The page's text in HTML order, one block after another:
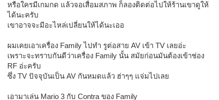
หรือใครมีเกมกด แล้วจอเสื่อมสภาพ ก็ลองติดต่อไปให้ร้านเขาดูให้
ได้นะครับ
เขาอาจจะมีอะไหล่เปลี่ยนให้ได้นะเออ
ผมเคยเอาเครื่อง Family ไปทำ รูต่อสาย AV เข้า TV เลยอ่ะ
เพราะจะทราบกันดีว่าเครื่อง Family นั้น สมัยก่อนมันต้องเข้าช่อง
RF อ่ะครับ
ซึ่ง TV ปัจจุบันเป็น AV กันหมดแล้ว ฮ่าๆๆ แจ่มไปเลย
เอามาเล่น Mario 3 กับ Contra ของ Family